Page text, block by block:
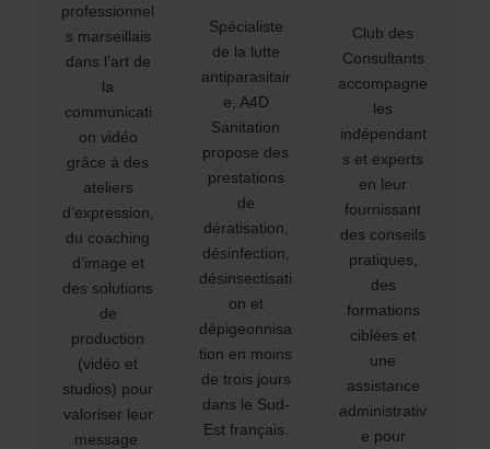
professionnel
s marseillais
dans l’art de
la
communicati
on vidéo
grâce à des
ateliers
d’expression,
du coaching
d’image et
des solutions
de
production
(vidéo et
studios) pour
valoriser leur
message.
Spécialiste
de la lutte
antiparasitair
e, A4D
Sanitation
propose des
prestations
de
dératisation,
désinfection,
désinsectisati
on et
dépigeonnisa
tion en moins
de trois jours
dans le Sud-
Est français.
Club des
Consultants
accompagne
les
indépendant
s et experts
en leur
fournissant
des conseils
pratiques,
des
formations
ciblées et
une
assistance
administrativ
e pour